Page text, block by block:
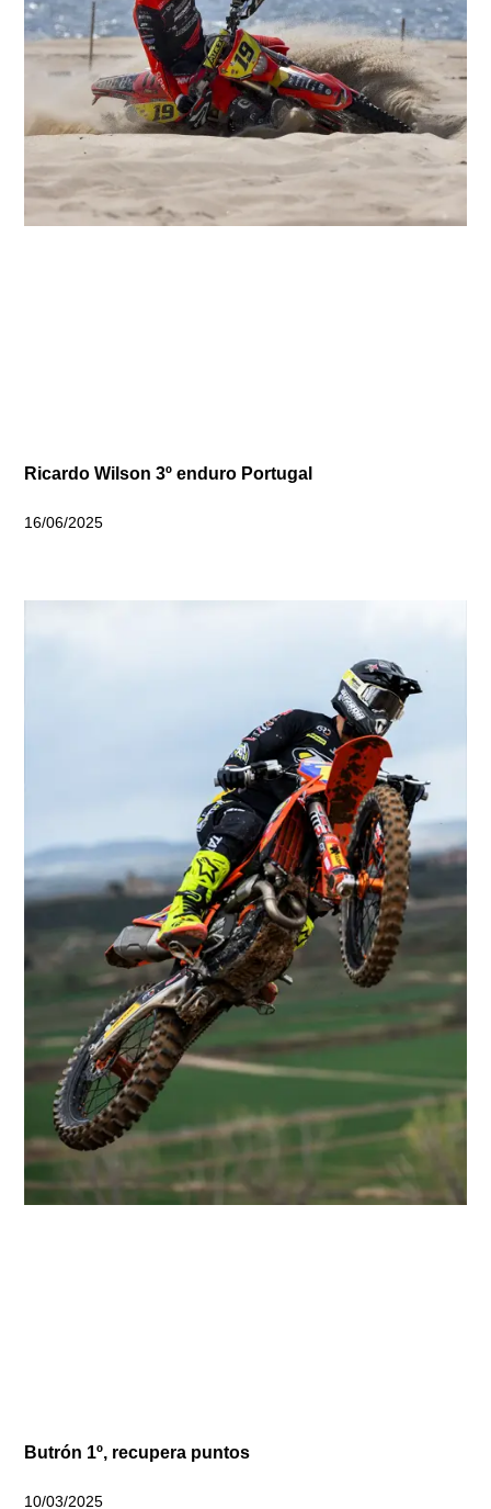
Ricardo Wilson 3º enduro Portugal
16/06/2025
Butrón 1º, recupera puntos
10/03/2025